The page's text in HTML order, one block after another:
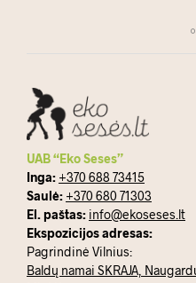
UAB “Eko Seses”
Inga: +370 688 73415
Saulė: +370 680 71303
El. paštas: info@ekoseses.lt
Ekspozicijos adresas:
Pagrindinė Vilnius:
Baldų namai SKRAJA,